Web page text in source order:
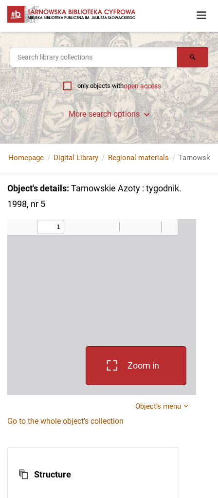
only objects withopen access
More search options
Homepage Digital Library Regional materials Tarnowskie
Object's details: Tarnowskie Azoty : tygodnik.
1998, nr 5
Zoom in
Object's menu
Go to the whole object's collection
Structure